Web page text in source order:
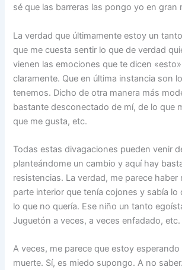
sé que las barreras las pongo yo en gran
La verdad que últimamente estoy un
que me cuesta sentir lo que de verdad
vienen las emociones que te dicen
claramente. Que en última instancia son
tenemos. Dicho de otra manera más
bastante desconectado de mí, de lo que
que me gusta, etc.
Todas estas divagaciones pueden venir
planteándome un cambio y aquí hay
resistencias. La verdad, me parece haber
parte interior que tenía cojones y sabía lo
lo que no quería. Ese niño un tanto
Juguetón a veces, a veces enfadado, etc.
A veces, me parece que estoy esperando
muerte. Sí, es miedo supongo. A no